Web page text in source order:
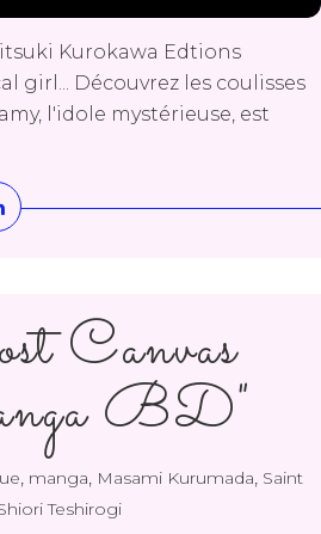
Kurokawa Edtions
girl... Découvrez les coulisses
l'idole mystérieuse, est
Canvas
BD"
, manga, Masami Kurumada, Saint
Teshirogi